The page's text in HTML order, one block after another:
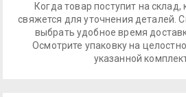
Когда товар поступит на склад,
свяжется для уточнения деталей.
выбрать удобное время
Осмотрите упаковку на
указанной